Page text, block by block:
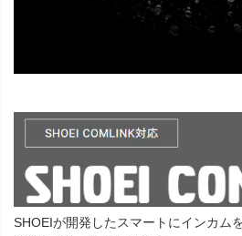
SHOEIが開発したスマートにインカム